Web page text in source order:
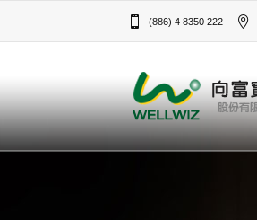
(886) 4 8350 222